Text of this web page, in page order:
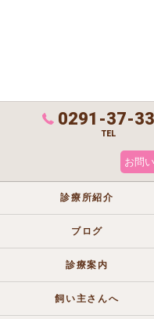
0291-37-
TEL
お問
診療所紹介
ブログ
診療案内
飼い主さんへ